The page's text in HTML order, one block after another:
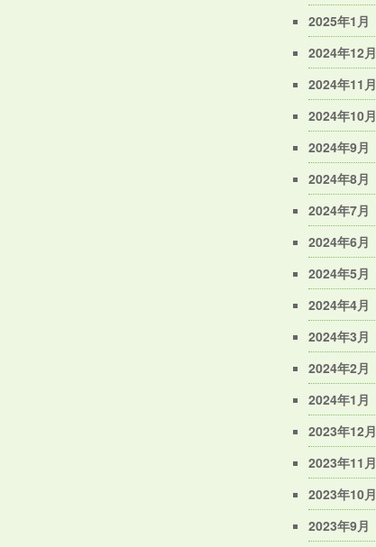
2025年1月
2024年12月
2024年11月
2024年10月
2024年9月
2024年8月
2024年7月
2024年6月
2024年5月
2024年4月
2024年3月
2024年2月
2024年1月
2023年12月
2023年11月
2023年10月
2023年9月